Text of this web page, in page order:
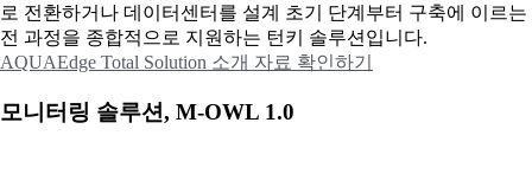
로 전환하거나 데이터센터를 설계 초기 단계부터 구축에 이르는
전 과정을 종합적으로 지원하는 턴키 솔루션입니다.
AQUAEdge Total Solution 소개 자료 확인하기
모니터링 솔루션, M-OWL 1.0